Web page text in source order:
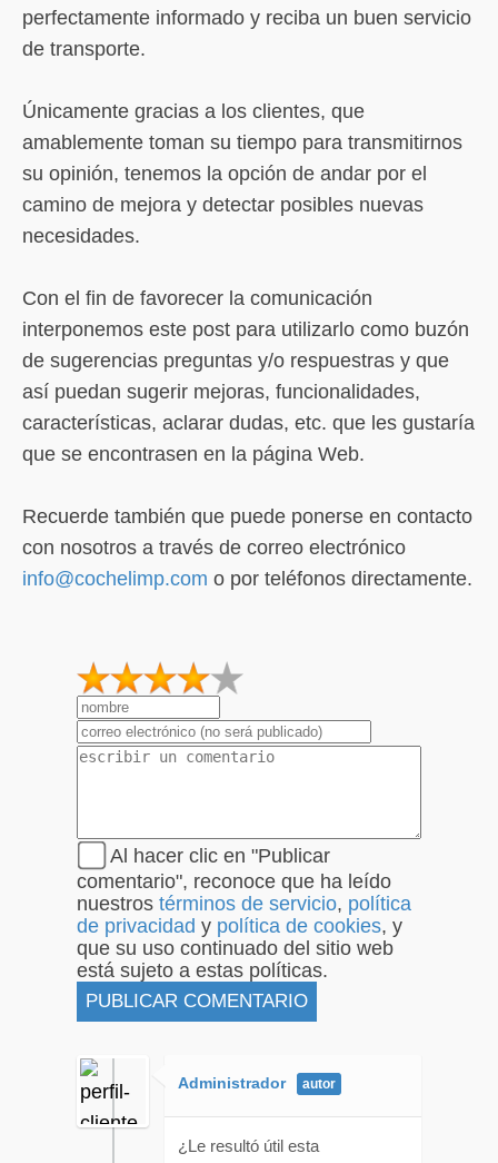
perfectamente informado y reciba un buen servicio
de transporte.
Únicamente gracias a los clientes, que
amablemente toman su tiempo para transmitirnos
su opinión, tenemos la opción de andar por el
camino de mejora y detectar posibles nuevas
necesidades.
Con el fin de favorecer la comunicación
interponemos este post para utilizarlo como buzón
de sugerencias preguntas y/o respuestras y que
así puedan sugerir mejoras, funcionalidades,
características, aclarar dudas, etc. que les gustaría
que se encontrasen en la página Web.
Recuerde también que puede ponerse en contacto
con nosotros a través de correo electrónico
info@cochelimp.com o por teléfonos directamente.
2
1
Al hacer clic en "Publicar
comentario", reconoce que ha leído
nuestros términos de servicio, política
de privacidad y política de cookies, y
que su uso continuado del sitio web
está sujeto a estas políticas.
Administrador
¿Le resultó útil esta